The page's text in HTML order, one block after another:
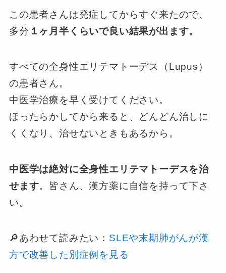
この患者さんは発症してからすぐ来たので、
多分 １ヶ月半くらいで良い結果が出ます。
すべての全身性エリテマトーデス（Lupus）
の患者さん。
中医学治療を早く受けてください。
ほったらかしてから来ると、どんどん治しに
くくなり、治せないときもあるから。
中医学は絶対に全身性エリテマトーデスを治
せます。皆さん、漢方薬に自信を持って下さ
い。
🔎あわせて読みたい： SLEや末期肺がんが漢
方で改善した別症例を見る